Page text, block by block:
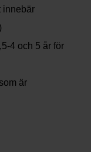
innebär
4 och 5 år för
är